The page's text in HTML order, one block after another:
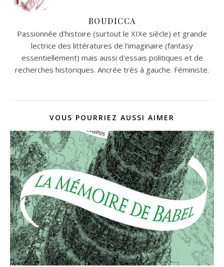
BOUDICCA
Passionnée d'histoire (surtout le XIXe siècle) et grande
lectrice des littératures de l’imaginaire (fantasy
essentiellement) mais aussi d'essais politiques et de
recherches historiques. Ancrée très à gauche. Féministe.
VOUS POURRIEZ AUSSI AIMER